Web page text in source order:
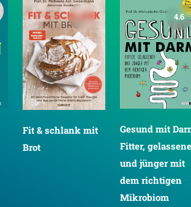
Fit & schlank mit
Brot
4.6
Gesund mit
Fitter,
und jünger mit
dem richtigen
Mikrobiom